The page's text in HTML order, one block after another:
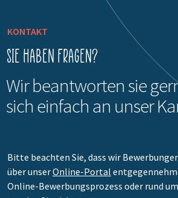
KONTAKT
Sie haben Fragen?
Wir beantworten sie
sich einfach an unser
Bitte beachten Sie, dass wir
über unserOnline-Portal
Online-Bewerbungsprozess oder rund